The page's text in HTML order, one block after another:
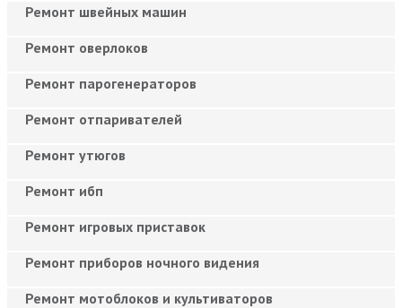
Ремонт швейных машин
Ремонт оверлоков
Ремонт парогенераторов
Ремонт отпаривателей
Ремонт утюгов
Ремонт ибп
Ремонт игровых приставок
Ремонт приборов ночного видения
Ремонт мотоблоков и культиваторов